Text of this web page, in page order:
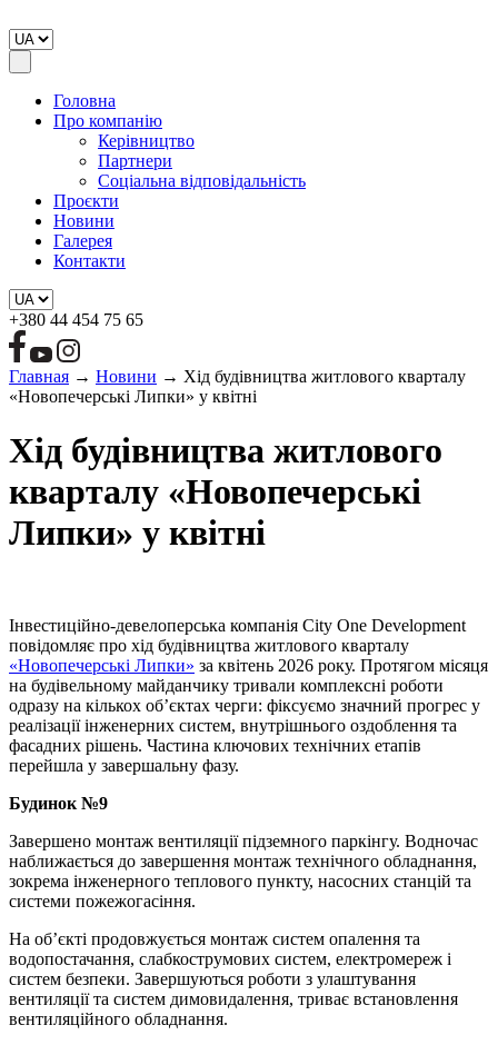
Головна
Про компанію
Керівництво
Партнери
Соціальна відповідальність
Проєкти
Новини
Галерея
Контакти
+380 44 454 75 65
Главная → Новини → Хід будівництва житлового кварталу
«Новопечерські Липки» у квітні
Хід будівництва житлового
кварталу «Новопечерські
Липки» у квітні
Інвестиційно-девелоперська компанія City One Development
повідомляє про хід будівництва житлового кварталу
«Новопечерські Липки» за квітень 2026 року. Протягом місяця
на будівельному майданчику тривали комплексні роботи
одразу на кількох об’єктах черги: фіксуємо значний прогрес у
реалізації інженерних систем, внутрішнього оздоблення та
фасадних рішень. Частина ключових технічних етапів
перейшла у завершальну фазу.
Будинок №9
Завершено монтаж вентиляції підземного паркінгу. Водночас
наближається до завершення монтаж технічного обладнання,
зокрема інженерного теплового пункту, насосних станцій та
системи пожежогасіння.
На об’єкті продовжується монтаж систем опалення та
водопостачання, слабкострумових систем, електромереж і
систем безпеки. Завершуються роботи з улаштування
вентиляції та систем димовидалення, триває встановлення
вентиляційного обладнання.